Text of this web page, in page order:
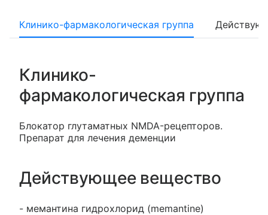
Клинико-фармакологическая группа
Клинико-
фармакологическая группа
Блокатор глутаматных NMDA-рецепторов.
Препарат для лечения деменции
Действующее вещество
- мемантина гидрохлорид (memantine)